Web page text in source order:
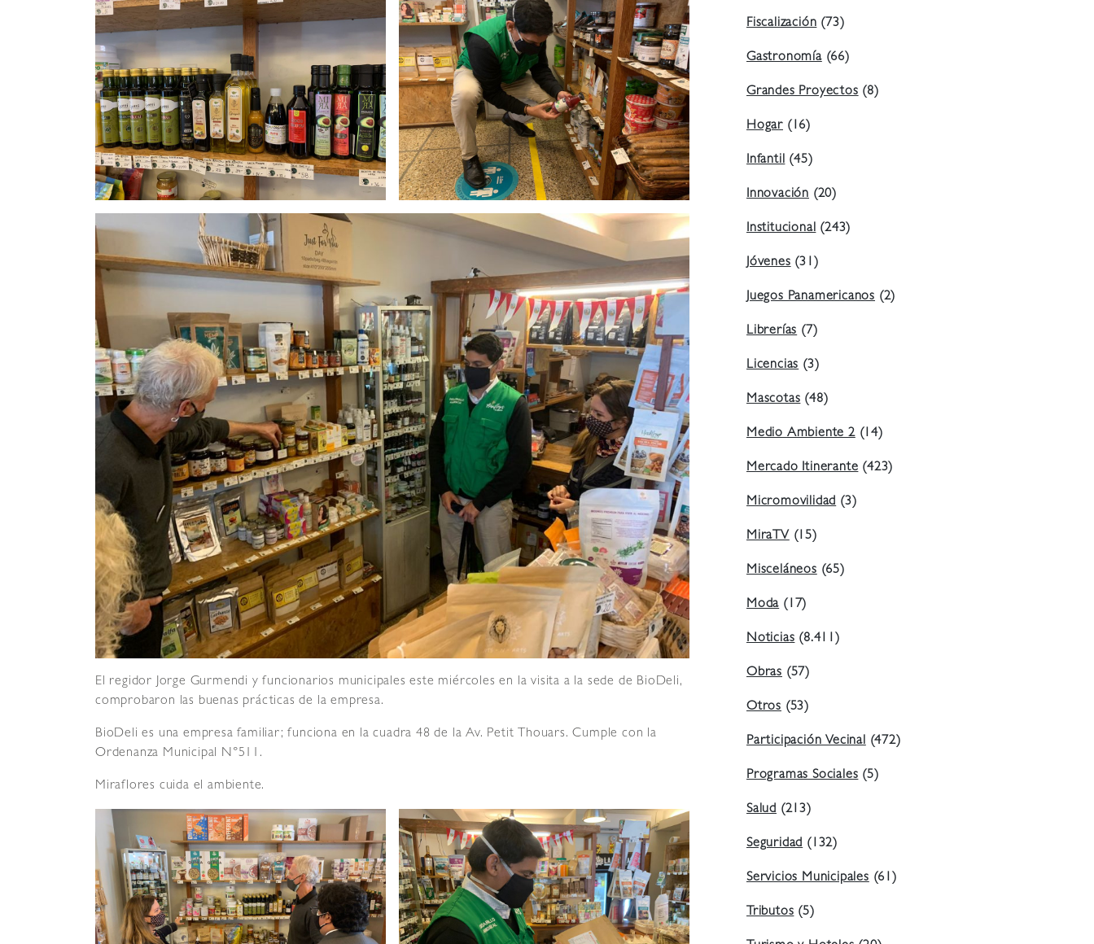
El regidor Jorge Gurmendi y funcionarios municipales este miércoles en la visita a la sede de BioDeli,
comprobaron las buenas prácticas de la empresa.
BioDeli es una empresa familiar; funciona en la cuadra 48 de la Av. Petit Thouars. Cumple con la
Ordenanza Municipal N°511.
Miraflores cuida el ambiente.
Fiscalización(73)
Gastronomía(66)
Grandes Proyectos(8)
Hogar (16)
Infantil(45)
Innovación (20)
Institucional(243)
Jóvenes(31)
Juegos Panamericanos (2)
Librerías(7)
Licencias(3)
Mascotas(48)
Medio Ambiente 2(14)
Mercado Itinerante(423)
Micromovilidad(3)
MiraTV(15)
Misceláneos(65)
Moda(17)
Noticias(8.411)
Obras (57)
Otros (53)
Participación Vecinal(472)
Programas Sociales(5)
Salud (213)
Seguridad(132)
Servicios Municipales(61)
Tributos(5)